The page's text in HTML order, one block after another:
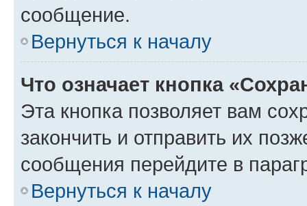
сообщение.
Вернуться к началу
Что означает кнопка
Эта кнопка позволяет вам
закончить и отправить их
сообщения перейдите в
Вернуться к началу